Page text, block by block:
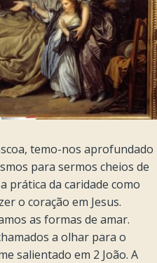
temo-nos aprofundado
para sermos cheios de
prática da caridade como
o coração em Jesus.
as formas de amar.
a olhar para o
salientado em 2 João. A